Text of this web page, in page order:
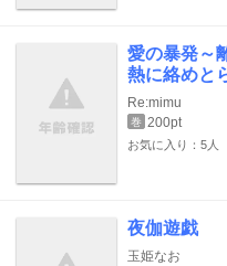
愛の暴発～
熱に絡めと
Re:mimu
巻 200pt
お気に入り：5人
夜伽遊戯
玉姫なお